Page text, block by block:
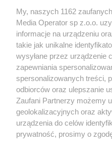
My, naszych 1162
Media Operator sp z.o.o.
informacje na urządzeniu
takie jak unikalne
wysyłane przez urządzenie
zapewniania
spersonalizowanych treści,
odbiorców oraz ulepszanie
Zaufani Partnerzy możemy
geolokalizacyjnych oraz
urządzenia do celów
prywatność, prosimy o